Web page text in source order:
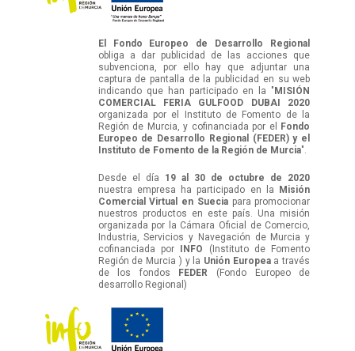
El Fondo Europeo de Desarrollo Regional
obliga a dar publicidad de las acciones que
subvenciona, por ello hay que adjuntar una
captura de pantalla de la publicidad en su web
indicando que han participado en la " MISIÓN
COMERCIAL FERIA GULFOOD DUBAI 2020
organizada por el Instituto de Fomento de la
Región de Murcia, y cofinanciada por el
Fondo
Europeo de Desarrollo Regional (FEDER) y el
Instituto de Fomento de la Región de Murcia".
Desde el día 19 al 30 de octubre de 2020
nuestra empresa ha participado en la
Misión
Comercial Virtual en Sueciapara promocionar
nuestros productos en este país. Una misión
organizada por la Cámara Oficial de Comercio,
Industria, Servicios y Navegación de Murcia y
cofinanciada por
INFO (Instituto de Fomento
Región de Murcia ) y la Unión Europeaa través
de los fondos
FEDER
(Fondo Europeo de
desarrollo Regional)